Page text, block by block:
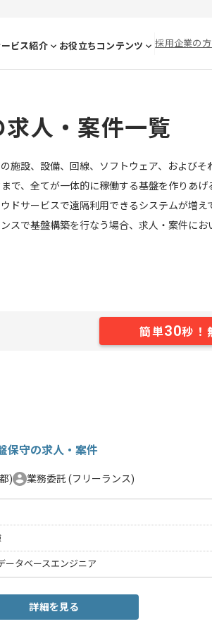
ビス紹介 お役立ちコンテンツ 採用企業の
求人・案件一覧
施設、設備、回線、ソフトウェア、および
で、全てが一体的に稼働する基盤を作りあ
ドサービスで遠隔利用できるシステムが増
スで基盤構築を行なう場合、求人・案件に
簡単30秒！
保守の求人・案件
) 業務委託 (フリーランス)
ータベースエンジニア
詳細を見る